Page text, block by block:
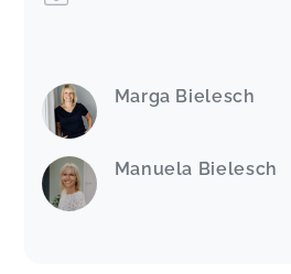
Marga Bielesch
Manuela Bielesch